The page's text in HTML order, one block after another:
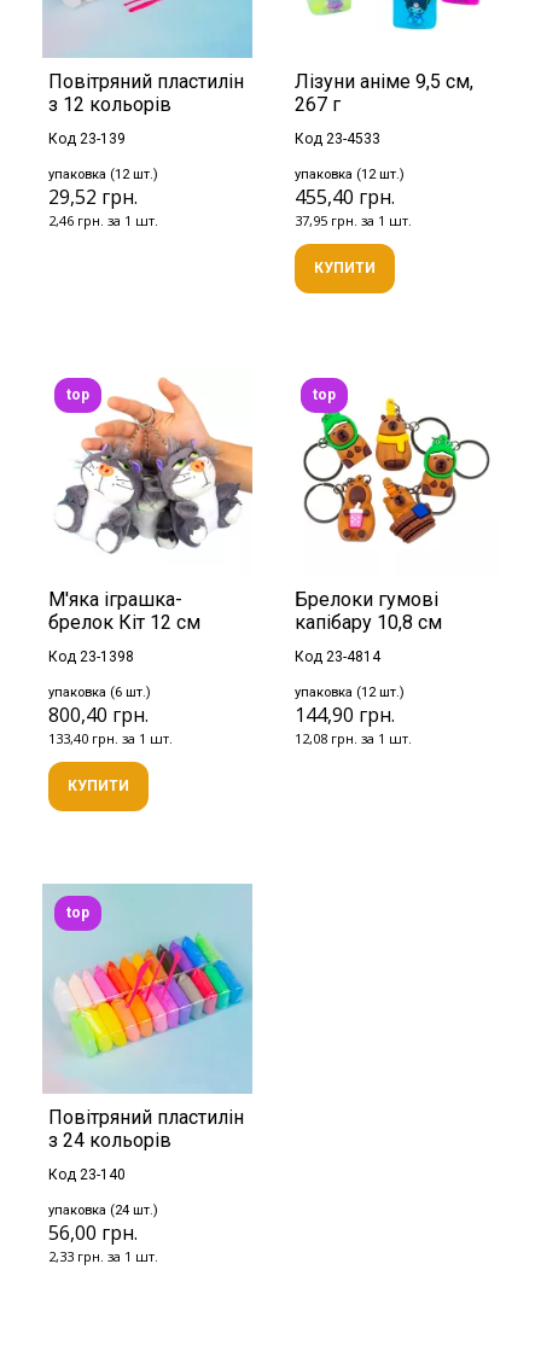
Повітряний пластилін
з 12 кольорів
Код 23-139
упаковка (12 шт.)
29,52 грн.
2,46 грн. за 1 шт.
Лізуни аніме 9,5 см,
267 г
Код 23-4533
упаковка (12 шт.)
455,40 грн.
37,95 грн. за 1 шт.
КУПИТИ
М'яка іграшка-
брелок Кіт 12 см
Код 23-1398
упаковка (6 шт.)
800,40 грн.
133,40 грн. за 1 шт.
top
КУПИТИ
Брелоки гумові
капібару 10,8 см
Код 23-4814
упаковка (12 шт.)
144,90 грн.
12,08 грн. за 1 шт.
top
Повітряний пластилін
з 24 кольорів
Код 23-140
упаковка (24 шт.)
56,00 грн.
2,33 грн. за 1 шт.
top